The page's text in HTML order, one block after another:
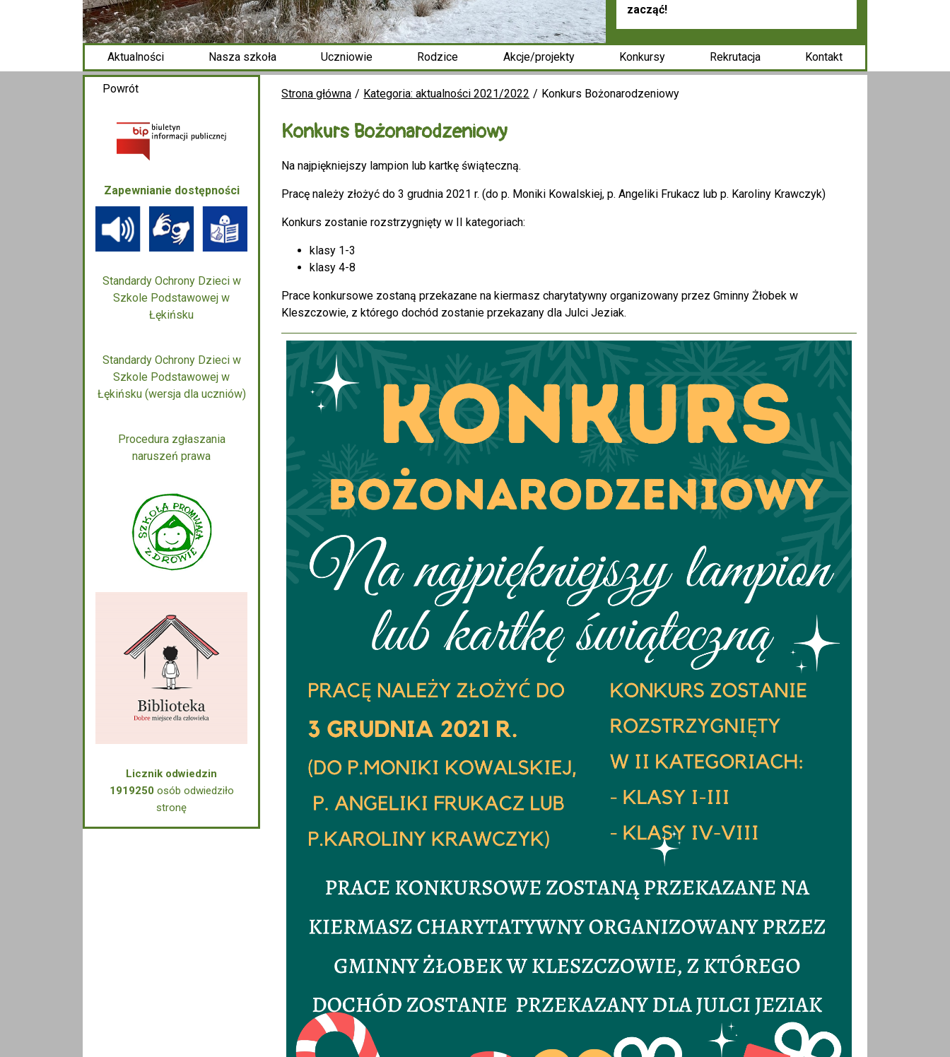
zacząć!
Aktualności Nasza szkoła Uczniowie Rodzice Akcje/projekty Konkursy Rekrutacja Kontakt
Strona główna Kategoria: aktualności 2021/2022 Konkurs Bożonarodzeniowy
Konkurs Bożonarodzeniowy
Na najpiękniejszy lampion lub kartkę świąteczną.
Pracę należy złożyć do 3 grudnia 2021 r. (do p. Moniki Kowalskiej, p. Angeliki Frukacz lub p. Karoliny Krawczyk)
Konkurs zostanie rozstrzygnięty w II kategoriach:
klasy 1-3
klasy 4-8
Prace konkursowe zostaną przekazane na kiermasz charytatywny organizowany przez Gminny Żłobek w
Kleszczowie, z którego dochód zostanie przekazany dla Julci Jeziak.
Powrót
Zapewnianie dostępności
Standardy Ochrony Dzieci w
Szkole Podstawowej w
Łękińsku
Standardy Ochrony Dzieci w
Szkole Podstawowej w
Łękińsku (wersja dla uczniów)
Procedura zgłaszania
naruszeń prawa
Licznik odwiedzin
1919250osób odwiedziło
stronę